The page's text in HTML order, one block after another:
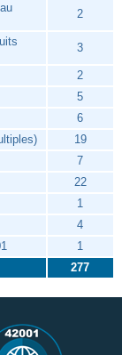
2
3
2
5
6
19
7
22
1
4
1
277